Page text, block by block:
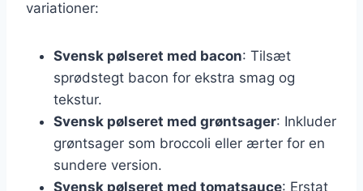
variationer:
Svensk pølseret med bacon: Tilsæt
sprødstegt bacon for ekstra smag og
tekstur.
Svensk pølseret med grøntsager: Inkluder
grøntsager som broccoli eller ærter for en
sundere version.
Svensk pølseret med tomatsauce: Erstat